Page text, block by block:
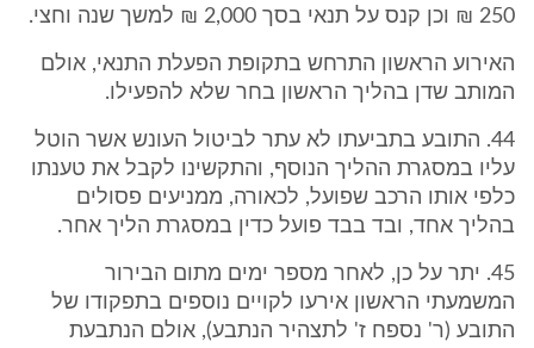
250 ₪ וכן קנס על תנאי בסך 2,000 ₪ למשך שנה וחצי.
האירוע הראשון התרחש בתקופת הפעלת התנאי, אולם
המותב שדן בהליך הראשון בחר שלא להפעילו.
44. התובע בתביעתו לא עתר לביטול העונש אשר הוטל
עליו במסגרת ההליך הנוסף, והתקשינו לקבל את טענתו
כלפי אותו הרכב שפועל, לכאורה, ממניעים פסולים
בהליך אחד, ובד בבד פועל כדין במסגרת הליך אחר.
45. יתר על כן, לאחר מספר ימים מתום הבירור
המשמעתי הראשון אירעו לקויים נוספים בתפקודו של
התובע (ר' נספח ז' לתצהיר הנתבע), אולם הנתבעת